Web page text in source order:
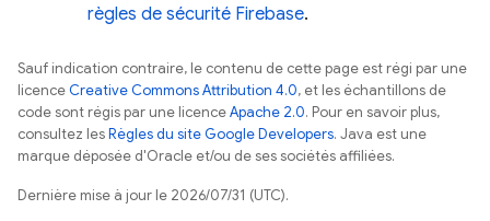
règles de sécurité Firebase.
Sauf indication contraire, le contenu de cette page est régi par une
licenceCreative Commons Attribution 4.0, et les échantillons de
code sont régis par une licenceApache 2.0. Pour en savoir plus,
consultez lesRègles du site Google Developers. Java est une
marque déposée d'Oracle et/ou de ses sociétés affiliées.
Dernière mise à jour le 2026/07/31 (UTC).